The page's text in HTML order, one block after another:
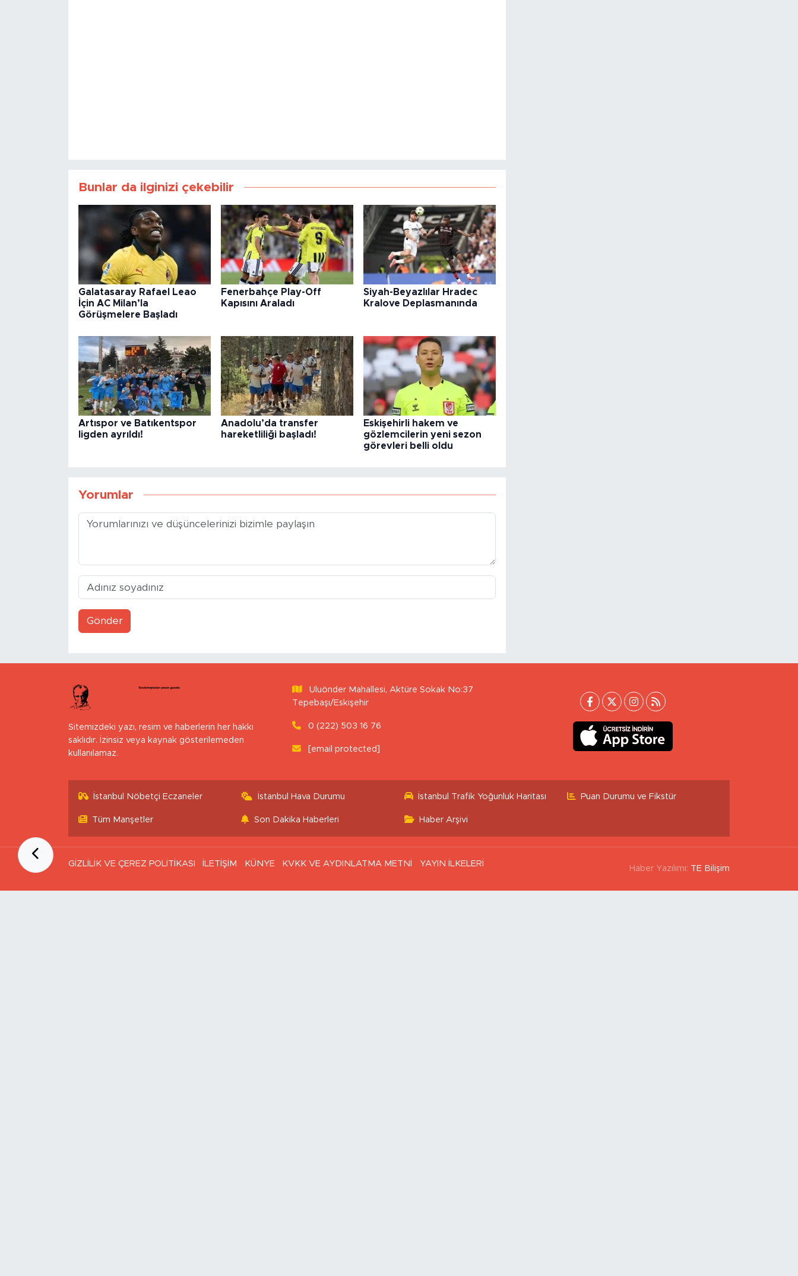
Bunlar da ilginizi çekebilir
Galatasaray Rafael Leao
İçin AC Milan’la
Görüşmelere Başladı
Fenerbahçe Play-Off
Kapısını Araladı
Siyah-Beyazlılar Hradec
Kralove Deplasmanında
Artıspor ve Batıkentspor
ligden ayrıldı!
Anadolu’da transfer
hareketliliği başladı!
Eskişehirli hakem ve
gözlemcilerin yeni sezon
görevleri belli oldu
Yorumlar
Gönder
Sitemizdeki yazı, resim ve haberlerin her hakkı
saklıdır. İzinsiz veya kaynak gösterilemeden
kullanılamaz.
Uluönder Mahallesi, Aktüre Sokak No:37
Tepebaşı/Eskişehir
0 (222) 503 16 76
[email protected]
İstanbul Nöbetçi Eczaneler İstanbul Hava Durumu İstanbul Trafik Yoğunluk Haritası Puan Durumu ve Fikstür
Tüm Manşetler Son Dakika Haberleri Haber Arşivi
GİZLİLİK VE ÇEREZ POLİTİKASI İLETİŞİM KÜNYE KVKK VE AYDINLATMA METNİ YAYIN İLKELERİ
Haber Yazılımı: TE Bilişim